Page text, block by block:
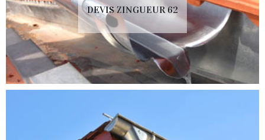
DEVIS ZINGUEUR 62